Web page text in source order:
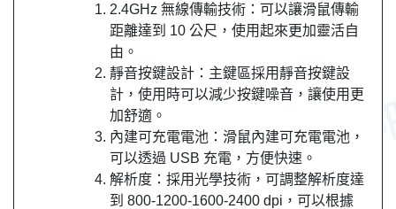
2.4GHz 無線傳輸技術：可以讓滑鼠傳輸
距離達到 10 公尺，使用起來更加靈活自
由。
靜音按鍵設計：主鍵區採用靜音按鍵設
計，使用時可以減少按鍵噪音，讓使用更
加舒適。
內建可充電電池：滑鼠內建可充電電池，
可以透過 USB 充電，方便快速。
解析度：採用光學技術，可調整解析度達
到 800-1200-1600-2400 dpi，可以根據